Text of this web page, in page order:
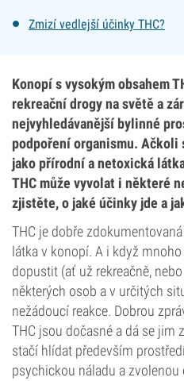
Zmizí vedlejší účinky THC?
Konopí s vysokým obsahem
rekreační drogy na světě a
nejvyhledávanější bylinné
podpoření organismu. Ačkoli
jako přírodní a netoxická
THC může vyvolat i některé
zjistěte, o jaké účinky jde a
THC je dobře
látka v konopí. A i když
dopustit (ať už rekreačně,
některých osob a v určitých
nežádoucí reakce. Dobrou
THC jsou dočasné a dá se jim
stačí hlídat především
psychickou náladu a